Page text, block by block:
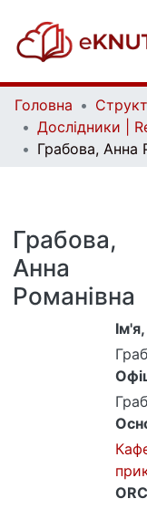
Головна
Дослідники |
Грабова, Анна
Грабова,
Анна
Романівна